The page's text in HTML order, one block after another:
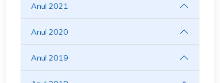
Anul 2021
Anul 2020
Anul 2019